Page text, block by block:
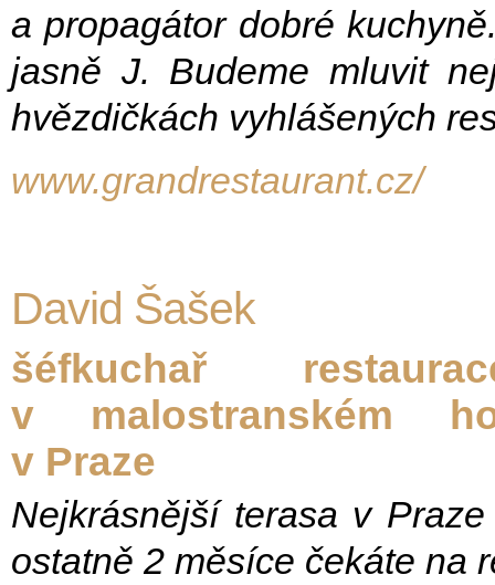
a propagátor dobré
jasně J. Budeme mluvit
hvězdičkách vyhlášených
www.grandrestaurant.cz/
David Šašek
šéfkuchař
v malostranském
v Praze
Nejkrásnější terasa v
ostatně 2 měsíce čekáte na